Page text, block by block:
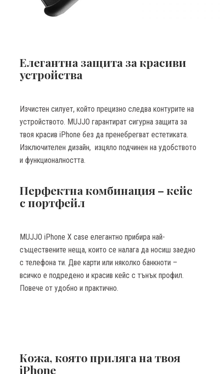
Елегантна защита за красиви
устройства
Изчистен силует, който прецизно следва контурите на
устройството. MUJJO гарантират сигурна защита за
твоя красив iPhone без да пренебрегват естетиката.
Изключителен дизайн, изцяло подчинен на удобството
и функционалността.
Перфектна комбинация – кейс
с портфейл
MUJJO iPhonе X case елегантно прибира най-
съществените неща, които се налага да носиш заедно
с телефона ти. Две карти или няколко банкноти –
всичко е подредено и красив кейс с тънък профил.
Повече от удобно и практично.
Кожа, която приляга на твоя
iPhone